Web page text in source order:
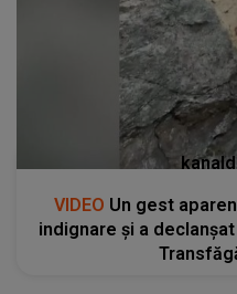
VIDEO Un gest
indignare și a